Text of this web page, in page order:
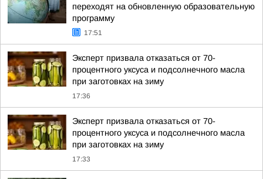
переходят на обновленную образовательную
программу
17:51
Эксперт призвала отказаться от 70-
процентного уксуса и подсолнечного масла
при заготовках на зиму
17:36
Эксперт призвала отказаться от 70-
процентного уксуса и подсолнечного масла
при заготовках на зиму
17:33